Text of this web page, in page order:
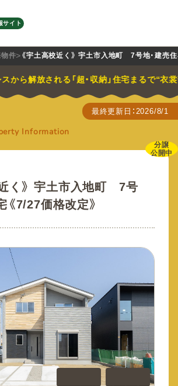
サイト
件 《宇土高校近く》 宇土市入地町 7号地・建売
される「超・収納」住宅まるで“衣裳部屋”
最終更新日：2026/8/1
Information
分譲
公開中
く》 宇土市入地町 7号
《7/27価格改定》